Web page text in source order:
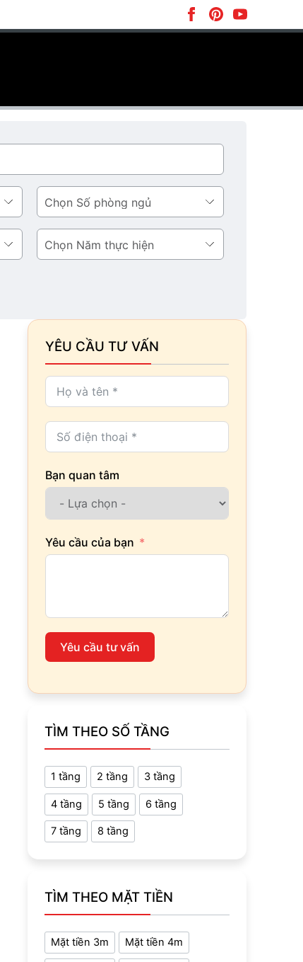
Số
phòng
ngủ
Năm
thực
YÊU CẦU TƯ VẤN
Bạn quan tâm
Yêu cầu của bạn
Yêu cầu tư vấn
TÌM THEO SỐ TẦNG
1 tầng 2 tầng 3 tầng
4 tầng 5 tầng 6 tầng
7 tầng 8 tầng
TÌM THEO MẶT TIỀN
Mặt tiền 3m Mặt tiền 4m